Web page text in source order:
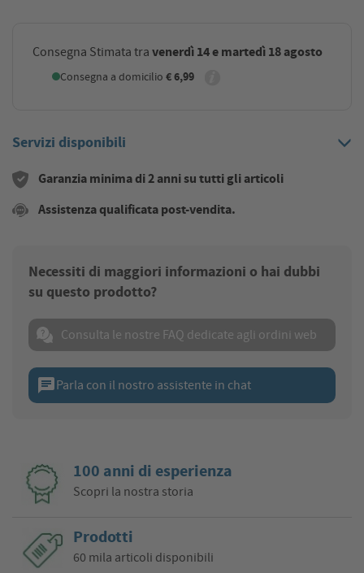
Consegna Stimata tra venerdì 14 e martedì 18 agosto
Consegna a domicilio € 6,99
Servizi disponibili
Garanzia minima di 2 anni su tutti gli articoli
Assistenza qualificata post-vendita.
Necessiti di maggiori informazioni o hai dubbi
su questo prodotto?
Consulta le nostre FAQ dedicate agli ordini web
chatParla con il nostro assistente in chat
100 anni di esperienza
Scopri la nostra storia
Prodotti
60 mila articoli disponibili